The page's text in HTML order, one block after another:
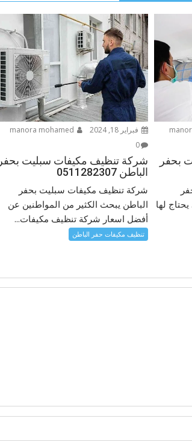
بحفر
لها
فبراير 18, 2024
0
شركة تنظيف مكيفات سبليت بحفر
الباطن 0511282307
شركة تنظيف مكيفات سبليت بحفر
الباطن يبحث الكثير من المواطنين عن
أفضل اسعار شركة تنظيف مكيفات...
تنظيف مكيفات حفر الباطن